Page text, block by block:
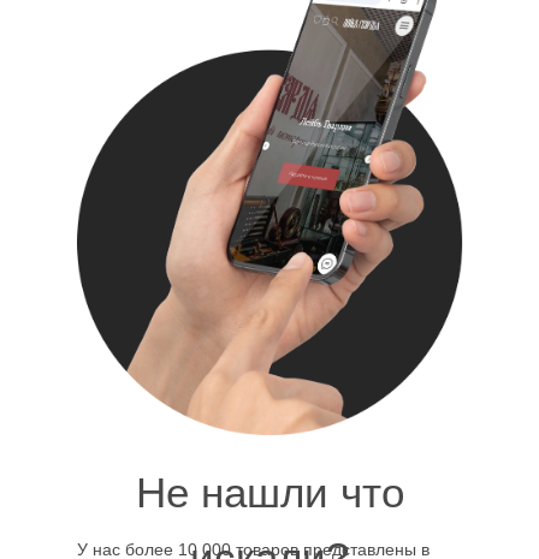
У нас более 10 000 товаров представлены в
Не нашли что